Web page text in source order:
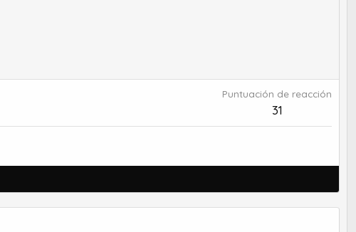
Puntuación de reacción
31